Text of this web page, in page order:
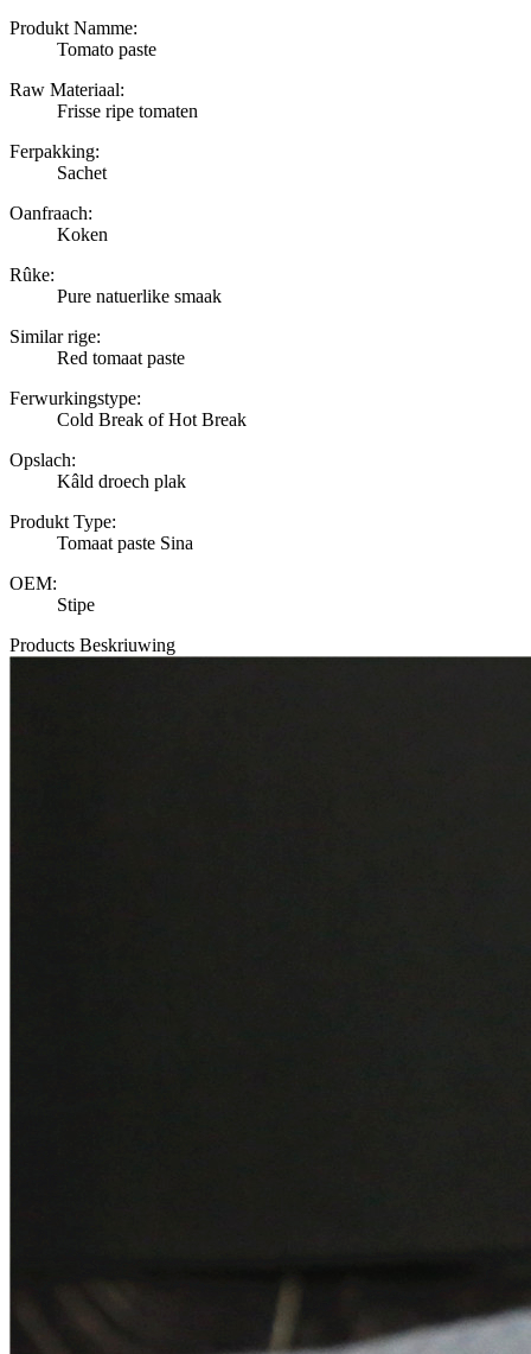
Produkt Namme:
Tomato paste
Raw Materiaal:
Frisse ripe tomaten
Ferpakking:
Sachet
Oanfraach:
Koken
Rûke:
Pure natuerlike smaak
Similar rige:
Red tomaat paste
Ferwurkingstype:
Cold Break of Hot Break
Opslach:
Kâld droech plak
Produkt Type:
Tomaat paste Sina
OEM:
Stipe
Products Beskriuwing